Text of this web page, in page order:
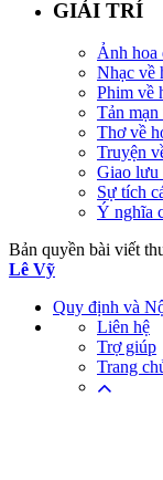
GIẢI TRÍ
Ảnh hoa
Nhạc về
Phim về
Tản mạn
Thơ về
Truyện
Giao lưu
Sự tích
Ý nghĩa
Bản quyền bài viết
Lê Vỹ
Quy định và
Liên hệ
Trợ giúp
Trang